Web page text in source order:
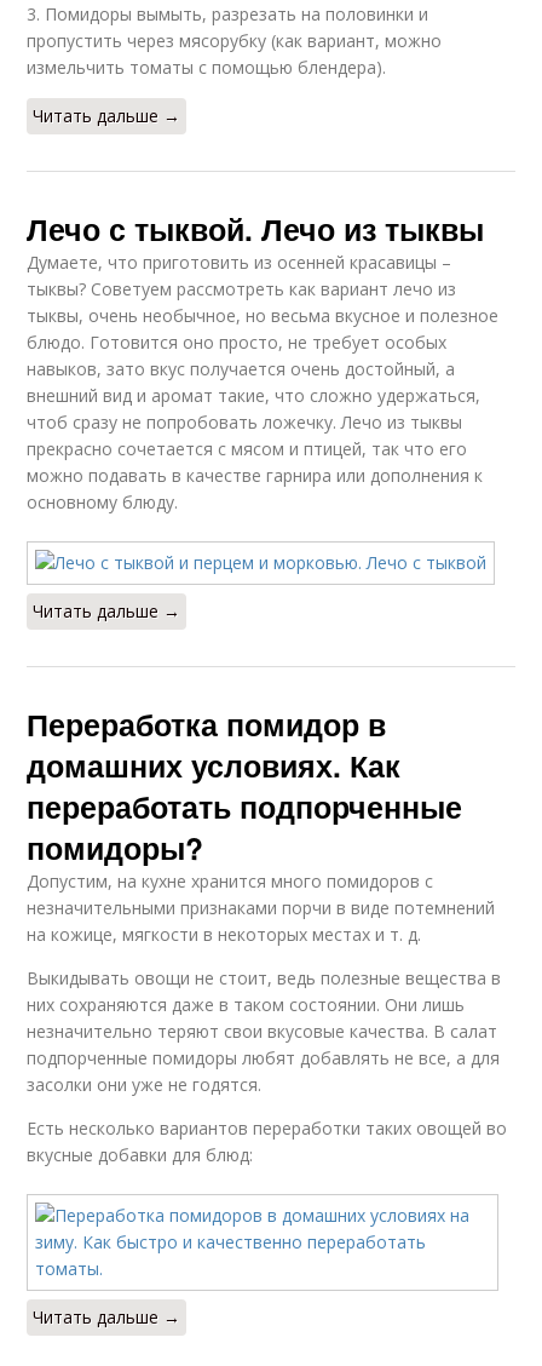
3. Помидоры вымыть, разрезать на половинки и
пропустить через мясорубку (как вариант, можно
измельчить томаты с помощью блендера).
Читать дальше →
Лечо с тыквой. Лечо из тыквы
Думаете, что приготовить из осенней красавицы –
тыквы? Советуем рассмотреть как вариант лечо из
тыквы, очень необычное, но весьма вкусное и полезное
блюдо. Готовится оно просто, не требует особых
навыков, зато вкус получается очень достойный, а
внешний вид и аромат такие, что сложно удержаться,
чтоб сразу не попробовать ложечку. Лечо из тыквы
прекрасно сочетается с мясом и птицей, так что его
можно подавать в качестве гарнира или дополнения к
основному блюду.
Читать дальше →
Переработка помидор в
домашних условиях. Как
переработать подпорченные
помидоры?
Допустим, на кухне хранится много помидоров с
незначительными признаками порчи в виде потемнений
на кожице, мягкости в некоторых местах и т. д.
Выкидывать овощи не стоит, ведь полезные вещества в
них сохраняются даже в таком состоянии. Они лишь
незначительно теряют свои вкусовые качества. В салат
подпорченные помидоры любят добавлять не все, а для
засолки они уже не годятся.
Есть несколько вариантов переработки таких овощей во
вкусные добавки для блюд:
Читать дальше →